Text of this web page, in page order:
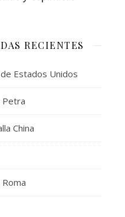
RECIENTES
Estados Unidos
Petra
China